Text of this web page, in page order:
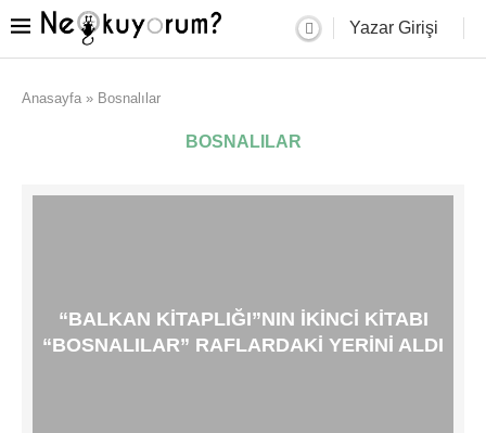
Yazar Girişi
Anasayfa » Bosnalılar
BOSNALILAR
“BALKAN KITAPLIĞI”NIN IKINCI KITABI
“BOSNALILAR” RAFLARDAKI YERINI ALDI